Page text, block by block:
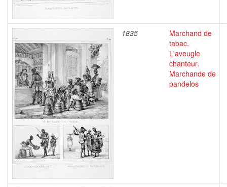
1835
Marchand de
tabac.
L'aveugle
chanteur.
Marchande de
pandelos